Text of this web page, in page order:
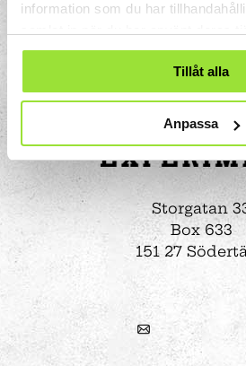
information som du har
Tillåt alla
Anpassa
Storgatan
Box 633
151 27